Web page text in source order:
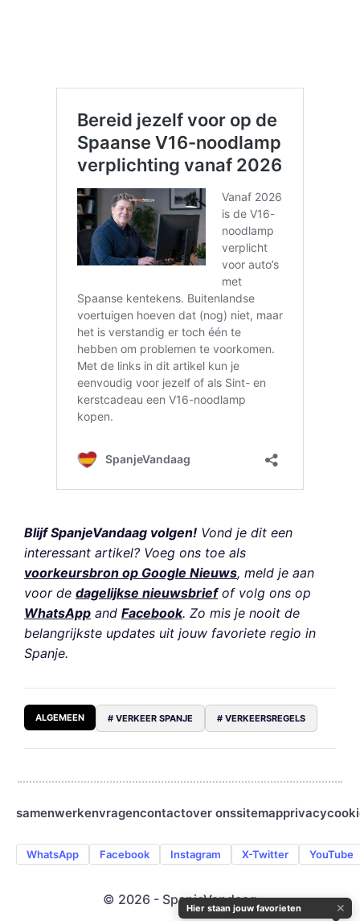
Blijf SpanjeVandaag volgen! Vond je dit een
interessant artikel? Voeg ons toe als
voorkeursbron op Google Nieuws, meld je aan
voor de dagelijkse nieuwsbriefof volg ons op
WhatsApp and Facebook. Zo mis je nooit de
belangrijkste updates uit jouw favoriete regio in
Spanje.
ALGEMEEN # VERKEER SPANJE # VERKEERSREGELS
samenwerkenvragencontactover onssitemapprivacy
WhatsApp Facebook Instagram X-Twitter YouTube
© 2026 - SpanjeVandaag
Hier staan jouw favorieten ✕